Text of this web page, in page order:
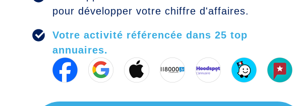
pour développer votre chiffre d'affaires.
Votre activité référencée dans 25 top
annuaires.